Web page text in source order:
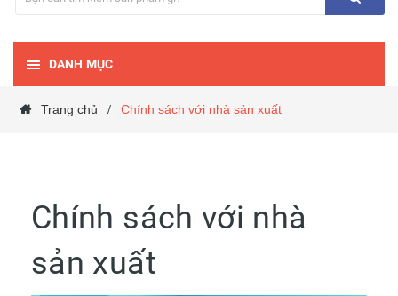
DANH MỤC
Trang chủ / Chính sách với nhà sản xuất
Chính sách với nhà
sản xuất